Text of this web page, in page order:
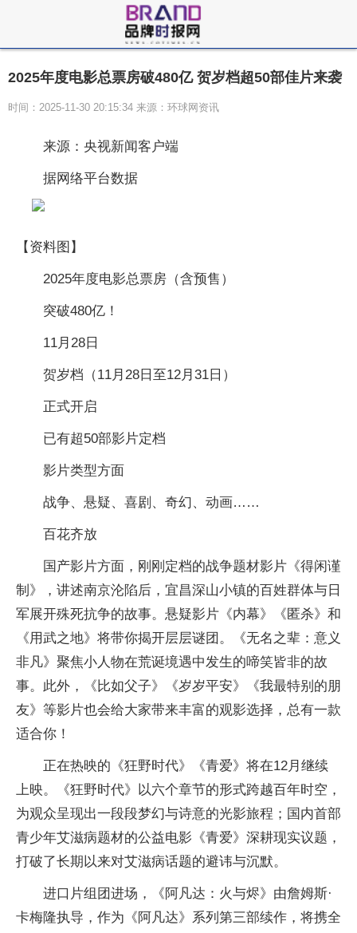
2025年度电影总票房破480亿 贺岁档超50部佳片来袭
时间：2025-11-30 20:15:34 来源：环球网资讯
来源：央视新闻客户端
据网络平台数据
【资料图】
2025年度电影总票房（含预售）
突破480亿！
11月28日
贺岁档（11月28日至12月31日）
正式开启
已有超50部影片定档
影片类型方面
战争、悬疑、喜剧、奇幻、动画……
百花齐放
国产影片方面，刚刚定档的战争题材影片《得闲谨
制》，讲述南京沦陷后，宜昌深山小镇的百姓群体与日
军展开殊死抗争的故事。悬疑影片《内幕》《匿杀》和
《用武之地》将带你揭开层层谜团。《无名之辈：意义
非凡》聚焦小人物在荒诞境遇中发生的啼笑皆非的故
事。此外，《比如父子》《岁岁平安》《我最特别的朋
友》等影片也会给大家带来丰富的观影选择，总有一款
适合你！
正在热映的《狂野时代》《青爱》将在12月继续
上映。《狂野时代》以六个章节的形式跨越百年时空，
为观众呈现出一段段梦幻与诗意的光影旅程；国内首部
青少年艾滋病题材的公益电影《青爱》深耕现实议题，
打破了长期以来对艾滋病话题的避讳与沉默。
进口片组团进场，《阿凡达：火与烬》由詹姆斯·
卡梅隆执导，作为《阿凡达》系列第三部续作，将携全